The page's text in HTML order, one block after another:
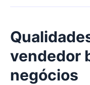
vendedor
negócios